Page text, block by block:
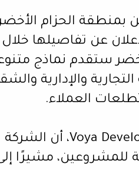
بمنطقة الحزام
عن تفاصيلها خلال
الأخضر ستقدم نماذج
والإدارية
العملاء.
من جانبه، أكد شحاته السيد، المدير التنفيذي لشركة Voya Development، أن الشركة
للمشروعين، مشيرًا